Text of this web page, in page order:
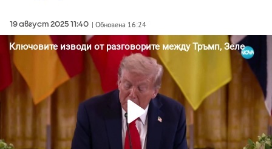
19 август 2025 11:40 | Обновена 16:24